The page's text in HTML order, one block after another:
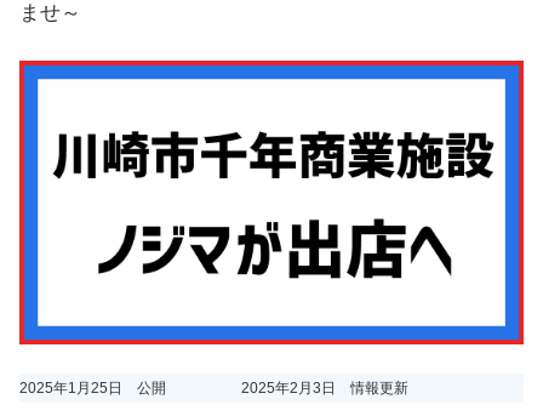
ませ～
2025年1月25日 公開 2025年2月3日 情報更新